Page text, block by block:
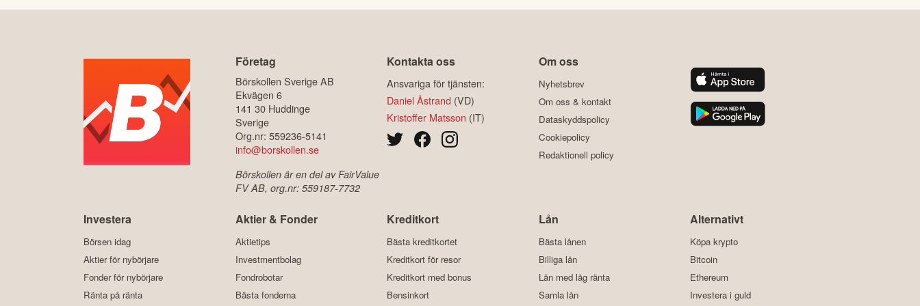
Företag
Börskollen Sverige AB
Ekvägen 6
141 30 Huddinge
Sverige
Org.nr: 559236-5141
info@borskollen.se
Börskollen är en del av FairValue
FV AB, org.nr: 559187-7732
Kontakta oss
Ansvariga för tjänsten:
Daniel Åstrand (VD)
Kristoffer Matsson (IT)
Om oss
Nyhetsbrev
Om oss & kontakt
Dataskyddspolicy
Cookiepolicy
Redaktionell policy
Investera
Börsen idag
Aktier för nybörjare
Fonder för nybörjare
Ränta på ränta
Aktier & Fonder
Aktietips
Investmentbolag
Fondrobotar
Bästa fonderna
Kreditkort
Bästa kreditkortet
Kreditkort för resor
Kreditkort med bonus
Bensinkort
Lån
Bästa lånen
Billiga lån
Lån med låg ränta
Samla lån
Alternativt
Köpa krypto
Bitcoin
Ethereum
Investera i guld